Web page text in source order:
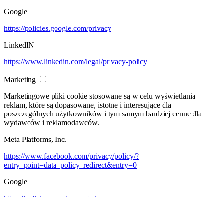
Google
https://policies.google.com/privacy
LinkedIN
https://www.linkedin.com/legal/privacy-policy
Marketing
Marketingowe pliki cookie stosowane są w celu wyświetlania
reklam, które są dopasowane, istotne i interesujące dla
poszczególnych użytkowników i tym samym bardziej cenne dla
wydawców i reklamodawców.
Meta Platforms, Inc.
https://www.facebook.com/privacy/policy/?
entry_point=data_policy_redirect&entry=0
Google